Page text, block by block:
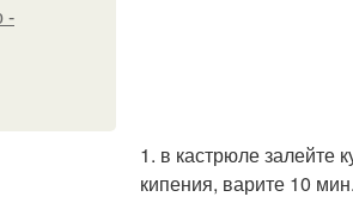
-
1. в кастрюле залейте
кипения, варите 10